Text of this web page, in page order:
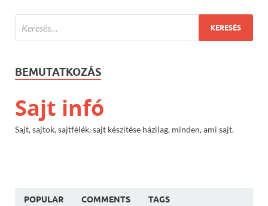
BEMUTATKOZÁS
Sajt infó
Sajt, sajtok, sajtfélék, sajt készitése házilag, minden, ami sajt.
POPULAR COMMENTS TAGS